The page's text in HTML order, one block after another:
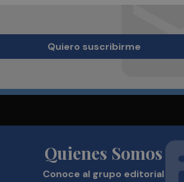
Quiero suscribirme
Quienes Somos
Conoce al grupo editorial